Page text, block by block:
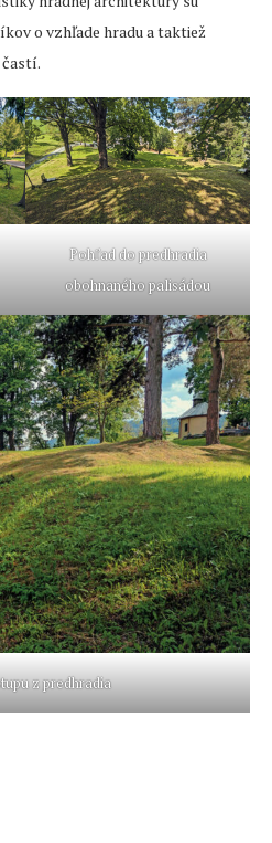
o vzhľade hradu a taktiež
Pohľad do predhradia
obohnaného palisádou
z predhradia